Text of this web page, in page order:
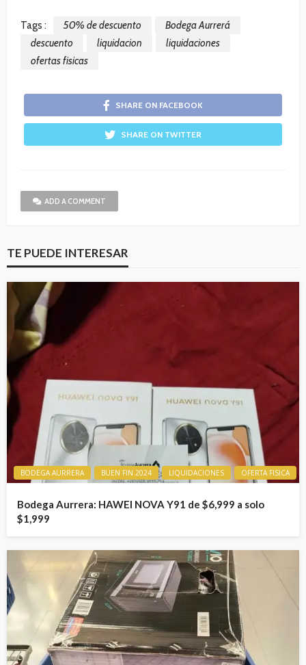
Tags : 50% de descuento
Bodega Aurrerá
descuento
liquidacion
liquidaciones
ofertas fisicas
SHARE ON FACEBOOK
SHARE ON TWITTER
ADD A COMMENT
TE PUEDE INTERESAR
BODEGA AURRERA BUEN FIN 2024 LIQUIDACIONES OFERTA FISICA
Bodega Aurrera: HAWEI NOVA Y91 de $6,999 a solo
$1,999